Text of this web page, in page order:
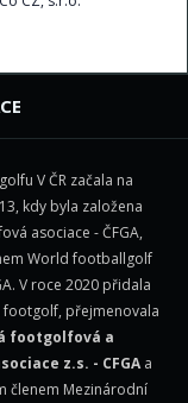
V ČR začala na
kdy byla založena
asociace - ČFGA,
World footballgolf
. V roce 2020 přidala
footgolf, přejmenovala
footgolfová a
z.s. - CFGAa
členem Mezinárodní